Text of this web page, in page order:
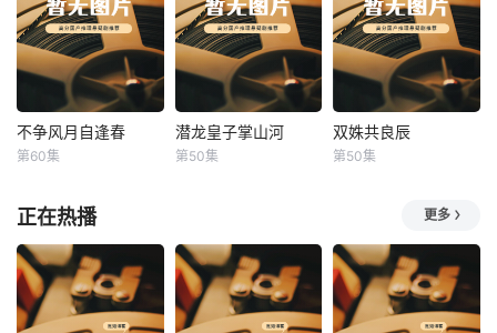
不争风月自逢春
不争风月自逢春
第60集
潜龙皇子掌山河
潜龙皇子掌山河
第50集
双姝共良辰
双姝共良辰
第50集
正在热播 更多